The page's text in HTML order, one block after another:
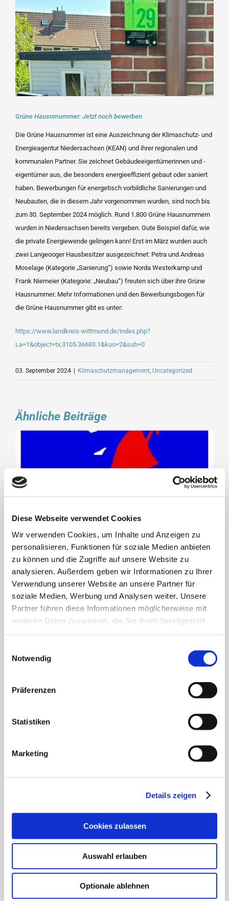
Diese Webseite verwendet Cookies
Wir verwenden Cookies, um Inhalte und Anzeigen zu
personalisieren, Funktionen für soziale Medien anbieten
zu können und die Zugriffe auf unsere Website zu
analysieren. Außerdem geben wir Informationen zu Ihrer
Verwendung unserer Website an unsere Partner für
soziale Medien, Werbung und Analysen weiter. Unsere
Partner führen diese Informationen möglicherweise mit
weiteren Daten zusammen, die Sie ihnen bereitgestellt
Notwendig
Präferenzen
Statistiken
Marketing
Details zeigen
Cookies zulassen
Auswahl erlauben
Optionale ablehnen
Grüne Hausnmummer: Jetzt noch bewerben
Die Grüne Hausnummer ist eine Auszeichnung der Klimaschutz- und
Energieagentur Niedersachsen (KEAN) und ihrer regionalen und
kommunalen Partner. Sie zeichnet Gebäudeeigentümerinnen und -
eigentümer aus, die besonders energieeffizient gebaut oder saniert
haben. Bewerbungen für energetisch vorbildliche Sanierungen und
Neubauten, die in diesem Jahr vorgenommen wurden, sind noch bis
zum 30. September2024 möglich. Rund 1.800 Grüne Hausnummern
wurden in Niedersachsen bereits vergeben. Gute Beispiel dafür, wie
die private Energiewende gelingen kann! Erst im März wurden auch
zwei Langeooger Hausbesitzer ausgezeichnet: Petra und Andreas
Moselage (Kategorie „Sanierung“) sowie Norda Westerkamp und
Frank Niemeier (Kategorie: „Neubau“) freuten sich über ihre Grüne
Hausnummer. Mehr Informationen und den Bewerbungsbogen für
die Grüne Hausnummer gibt es unter:
https://www.landkreis-wittmund.de/index.php?
La=1&object=tx,3105.36683.1&kuo=2&sub=0
03. September 2024 Klimaschutzmanagement, Uncategorized
Ähnliche Beiträge
Pressemitteilung – Veröffentlichung Schlussbericht Klimaschutzkonzept
16. Februar 2026